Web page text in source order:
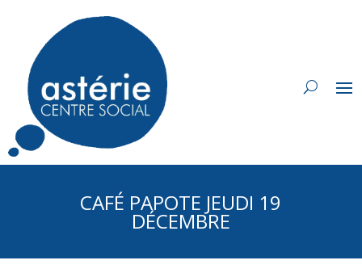
CAFÉ PAPOTE JEUDI 19
DÉCEMBRE